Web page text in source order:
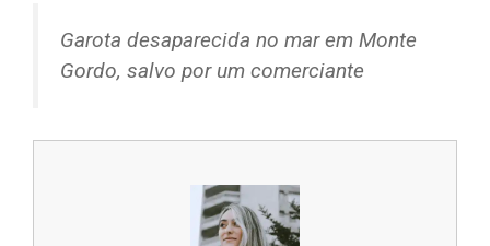
Garota desaparecida no mar em Monte
Gordo, salvo por um comerciante